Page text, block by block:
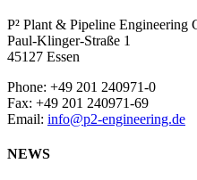
P² Plant & Pipeline Engineering
Paul-Klinger-Straße 1
45127 Essen
Phone: +49 201 240971-0
Fax: +49 201 240971-69
Email: info@p2-engineering.de
NEWS